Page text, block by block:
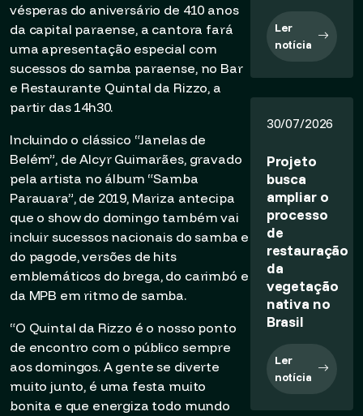
vésperas do aniversário de 410 anos
da capital paraense, a cantora fará
uma apresentação especial com
sucessos do samba paraense, no Bar
e Restaurante Quintal da Rizzo, a
partir das 14h30.
Incluindo o clássico “Janelas de
Belém”, de Alcyr Guimarães, gravado
pela artista no álbum “Samba
Parauara”, de 2019, Mariza antecipa
que o show do domingo também vai
incluir sucessos nacionais do samba e
do pagode, versões de hits
emblemáticos do brega, do carimbó e
da MPB em ritmo de samba.
“O Quintal da Rizzo é o nosso ponto
de encontro com o público sempre
aos domingos. A gente se diverte
muito junto, é uma festa muito
bonita e que energiza todo mundo
Ler
notícia
30/07/2026
Projeto
busca
ampliar o
processo
de
restauração
da
vegetação
nativa no
Brasil
Ler
notícia